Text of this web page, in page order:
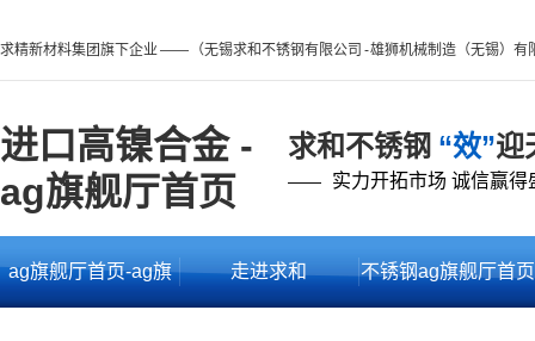
求精新材料集团旗下企业 —— （无锡求和不锈钢有限公司 - 雄狮机械制造（无锡）有
进口高镍合金 -
ag旗舰厅首页
求和不锈钢 “效”迎
—— 实力开拓市场 诚信赢得
ag旗舰厅首页-ag旗 走进求和 不锈钢ag旗舰厅首页